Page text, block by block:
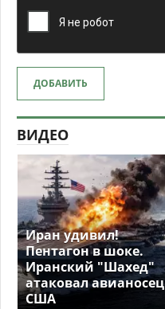
ДОБАВИТЬ
ВИДЕО
Иран удивил!
Пентагон в шоке.
Иранский "Шахед"
атаковал авианосец
США